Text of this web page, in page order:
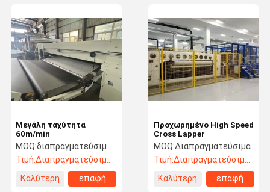
Προχωρημένο High Speed
Cross Lapper
MOQ:Διαπραγματεύσιμα
Τιμή:Διαπραγματεύσιμος
Καλύτερη
επαφή
Μεγάλη ταχύτητα
60m/min
MOQ:διαπραγματεύσιμος
Τιμή:Διαπραγματεύσιμος
Καλύτερη
επαφή